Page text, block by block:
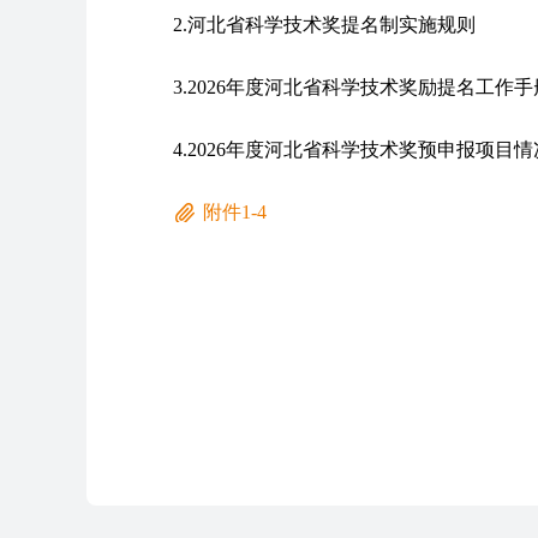
2.河北省科学技术奖提名制实施规则
3.2026年度河北省科学技术奖励提名工作手
4.2026年度河北省科学技术奖预申报项目情
附件1-4